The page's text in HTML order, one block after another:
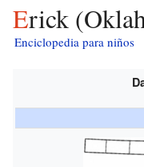
Erick
Enciclopedia para niños